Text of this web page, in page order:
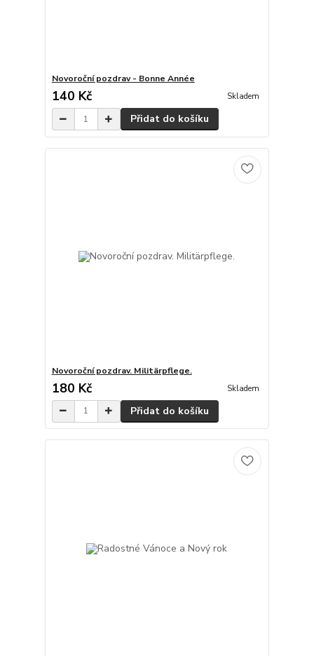
Novoroční pozdrav - Bonne Année
140 Kč Skladem
Přidat do košíku
Novoroční pozdrav. Militärpflege.
180 Kč Skladem
Přidat do košíku